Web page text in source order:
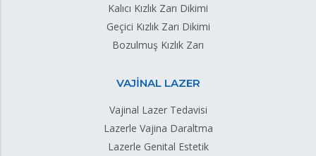
Kalıcı Kızlık Zarı Dikimi
Geçici Kızlık Zarı Dikimi
Bozulmuş Kızlık Zarı
VAJİNAL LAZER
Vajinal Lazer Tedavisi
Lazerle Vajina Daraltma
Lazerle Genital Estetik